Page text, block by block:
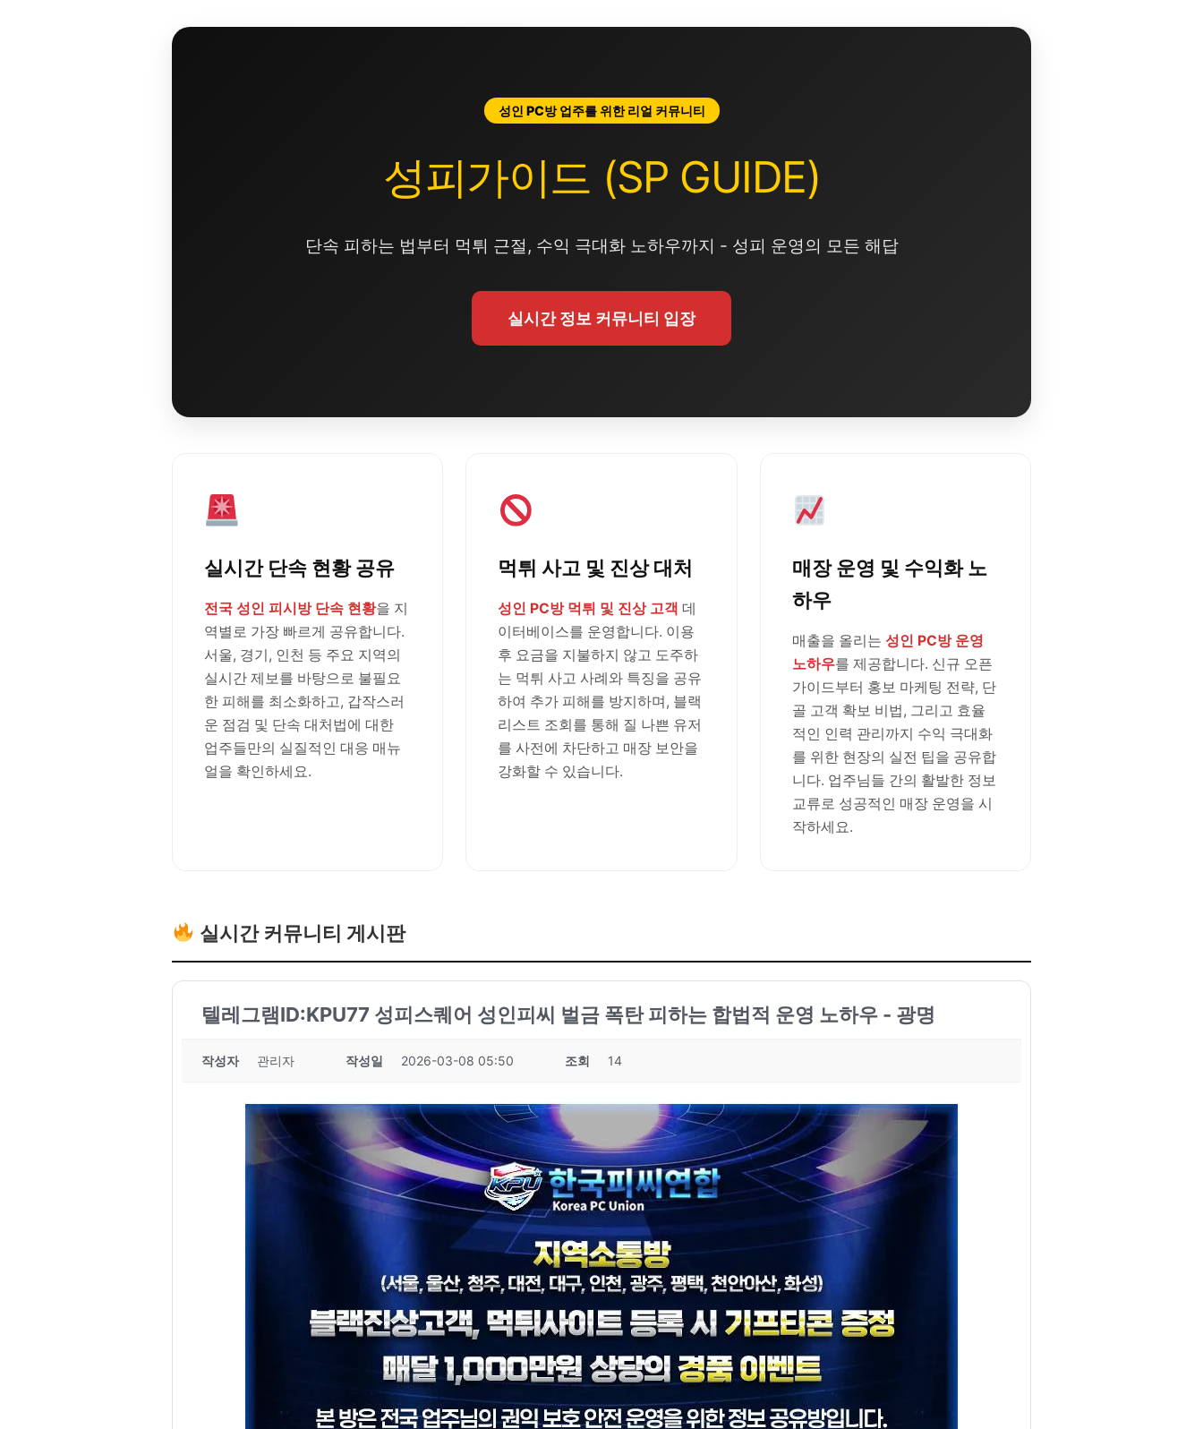
성인 PC방 업주를 위한 리얼 커뮤니티
성피가이드 (SP GUIDE)
단속 피하는 법부터 먹튀 근절, 수익 극대화 노하우까지 - 성피 운영의 모든 해답
실시간 정보 커뮤니티 입장
실시간 단속 현황 공유
전국 성인 피시방 단속 현황을 지
역별로 가장 빠르게 공유합니다.
서울, 경기, 인천 등 주요 지역의
실시간 제보를 바탕으로 불필요
한 피해를 최소화하고, 갑작스러
운 점검 및 단속 대처법에 대한
업주들만의 실질적인 대응 매뉴
얼을 확인하세요.
먹튀 사고 및 진상 대처
성인 PC방 먹튀 및 진상 고객 데
이터베이스를 운영합니다. 이용
후 요금을 지불하지 않고 도주하
는 먹튀 사고 사례와 특징을 공유
하여 추가 피해를 방지하며, 블랙
리스트 조회를 통해 질 나쁜 유저
를 사전에 차단하고 매장 보안을
강화할 수 있습니다.
매장 운영 및 수익화 노
하우
매출을 올리는 성인 PC방 운영
노하우를 제공합니다. 신규 오픈
가이드부터 홍보 마케팅 전략, 단
골 고객 확보 비법, 그리고 효율
적인 인력 관리까지 수익 극대화
를 위한 현장의 실전 팁을 공유합
니다. 업주님들 간의 활발한 정보
교류로 성공적인 매장 운영을 시
작하세요.
실시간 커뮤니티 게시판
텔레그램ID:KPU77 성피스퀘어 성인피씨 벌금 폭탄 피하는 합법적 운영 노하우 - 광명
작성자 관리자 작성일 2026-03-08 05:50 조회 14